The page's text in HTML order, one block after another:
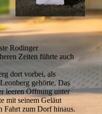
Rodinger
Zeiten führte auch
dort vorbei, als
gehörte. Das
leeren Öffnung unter
mit seinem Geläut
Fahrt zum Dorf hinaus.